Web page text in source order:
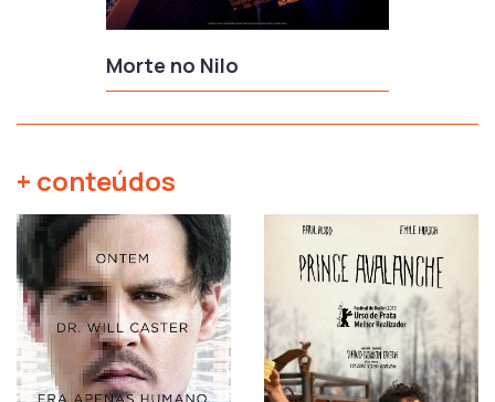
Morte no Nilo
+ conteúdos